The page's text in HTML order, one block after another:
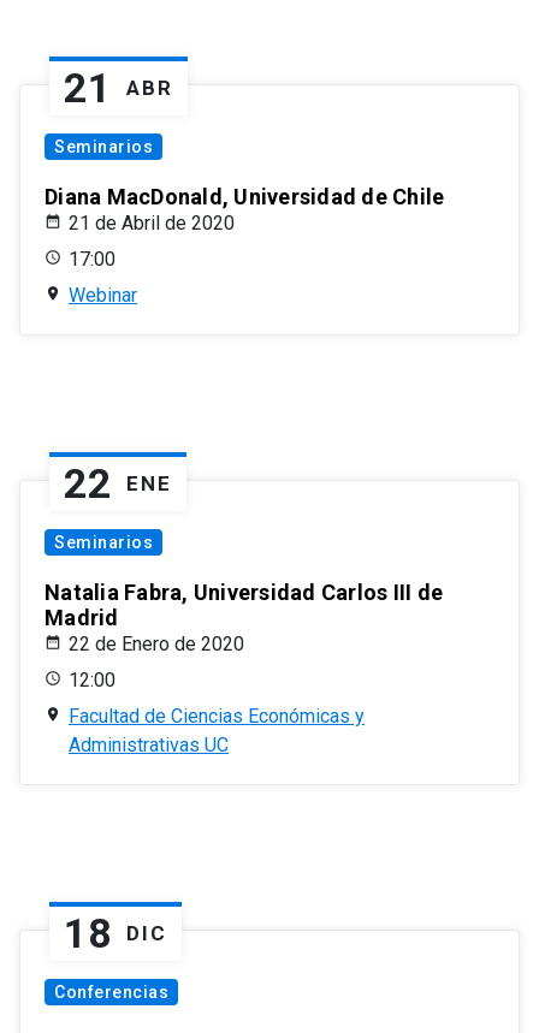
21 ABR
Seminarios
Diana MacDonald, Universidad de Chile
21 de Abril de 2020
17:00
Webinar
22 ENE
Seminarios
Natalia Fabra, Universidad Carlos III de
Madrid
22 de Enero de 2020
12:00
Facultad de Ciencias Económicas y
Administrativas UC
18 DIC
Conferencias